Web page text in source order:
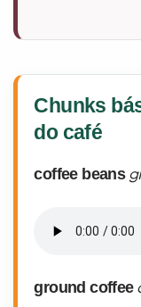
Chunks
do café
coffee beans
ground coffee